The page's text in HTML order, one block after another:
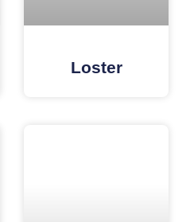
Loster